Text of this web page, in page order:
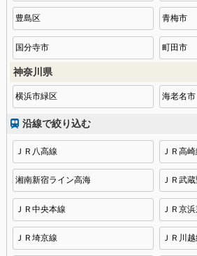
豊島区 青梅市
国分寺市 町田市
神奈川県
横浜市緑区 海老名市
沿線で絞り込む
ＪＲ八高線 ＪＲ高
湘南新宿ライン高海 ＪＲ武
ＪＲ中央本線 ＪＲ京
ＪＲ埼京線 ＪＲ川